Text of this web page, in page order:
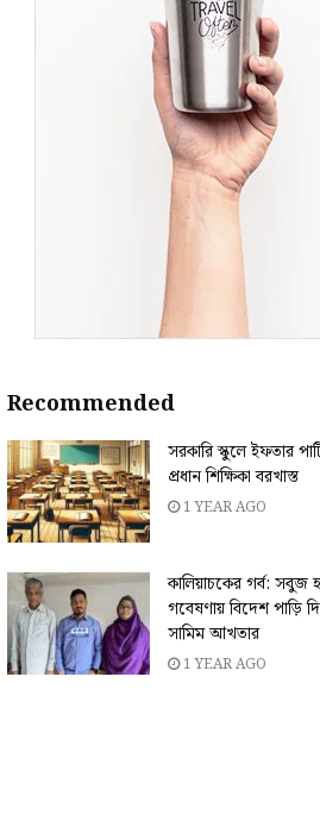
Recommended
সরকারি স্কুলে ইফতার
প্রধান শিক্ষিকা বরখাস্ত
1 YEAR AGO
কালিয়াচকের গর্ব: সবুজ
গবেষণায় বিদেশ পাড়ি
সামিম আখতার
1 YEAR AGO